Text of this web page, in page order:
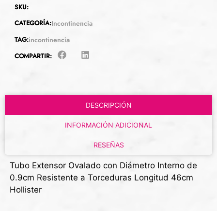
SKU:
CATEGORÍA:Incontinencia
TAG:incontinencia
COMPARTIR:
DESCRIPCIÓN
INFORMACIÓN ADICIONAL
RESEÑAS
Tubo Extensor Ovalado con Diámetro Interno de
0.9cm Resistente a Torceduras Longitud 46cm
Hollister